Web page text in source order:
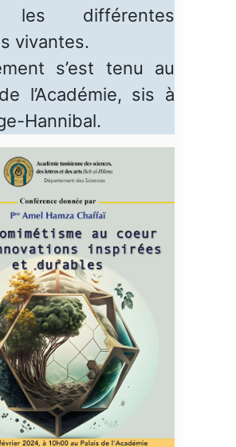
les différentes
vivantes.
s’est tenu au
l’Académie, sis à
Hannibal.